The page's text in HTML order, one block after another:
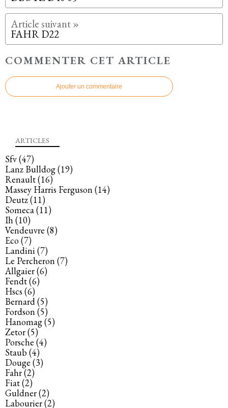
FAHR D22
COMMENTER CET ARTICLE
Ajouter un commentaire
ARTICLES
Sfv(47)
Lanz Bulldog(19)
Renault(16)
Massey Harris Ferguson(14)
Deutz(11)
Someca(11)
Ih(10)
Vendeuvre (8)
Eco(7)
Landini(7)
Le Percheron(7)
Allgaier(6)
Fendt(6)
Hscs (6)
Bernard(5)
Fordson(5)
Hanomag(5)
Zetor(5)
Porsche (4)
Staub(4)
Douge (3)
Fahr(2)
Fiat(2)
Guldner(2)
Labourier(2)